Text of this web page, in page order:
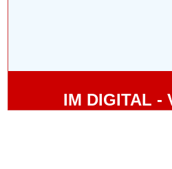
IM DIGITAL -